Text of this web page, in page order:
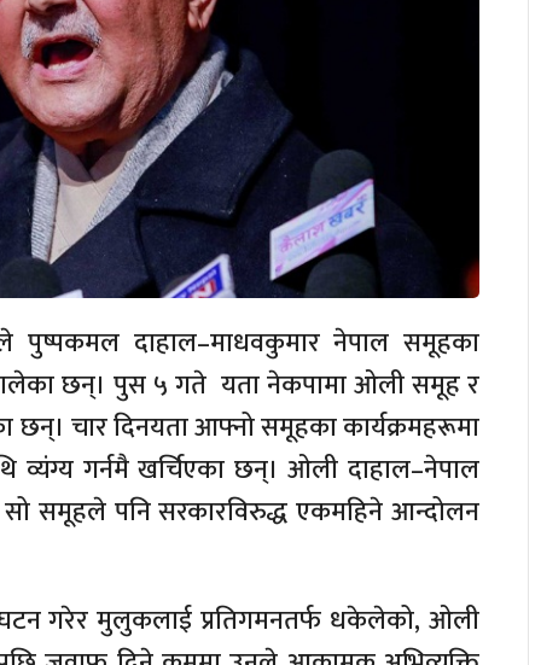
पुष्पकमल दाहाल–माधवकुमार नेपाल समूहका
थालेका छन्। पुस ५ गते यता नेकपामा ओली समूह र
छन्। चार दिनयता आफ्नो समूहका कार्यक्रमहरूमा
गर्नमै खर्चिएका छन्। ओली दाहाल–नेपाल
सो समूहले पनि सरकारविरुद्ध एकमहिने आन्दोलन
गरेर मुलुकलाई प्रतिगमनतर्फ धकेलेको, ओली